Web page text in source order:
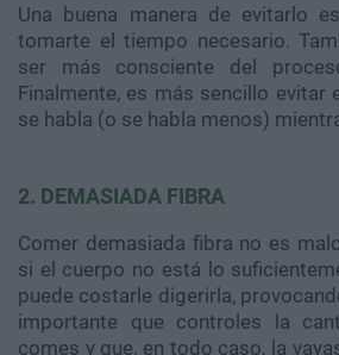
Una buena manera de evitarlo
tomarte el tiempo necesario.
ser más consciente del
Finalmente, es más sencillo evitar
se habla (o se habla menos)
2. DEMASIADA FIBRA
Comer demasiada fibra no es
si el cuerpo no está lo
puede costarle digerirla,
importante que controles la
comes y que, en todo caso, la